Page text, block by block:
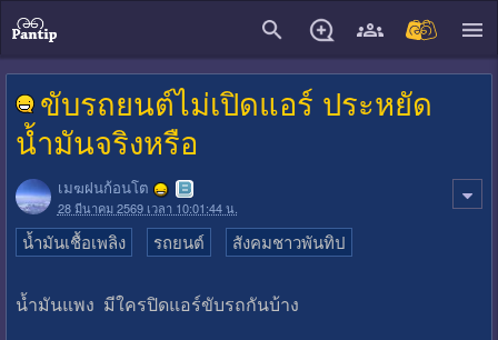
ขับรถยนต์ไม่เปิดแอร์ ประหยัด
น้ำมันจริงหรือ
เมฆฝนก้อนโต
28 มีนาคม 2569 เวลา 10:01:44 น.
น้ำมันเชื้อเพลิง รถยนต์ สังคมชาวพันทิป
น้ำมันแพง มีใครปิดแอร์ขับรถกันบ้าง
close